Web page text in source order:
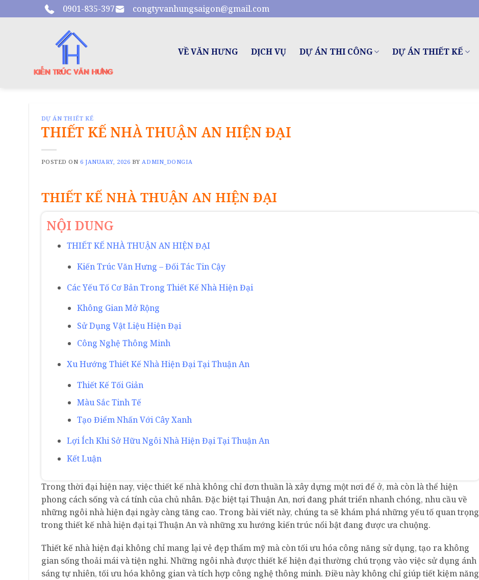
to
0901-835-397 congtyvanhungsaigon@gmail.com
VỀ VĂN HƯNG DỊCH VỤ DỰ ÁN THI CÔNG DỰ ÁN THIẾT KẾ
DỰ ÁN THIẾT KẾ
THIẾT KẾ NHÀ THUẬN AN HIỆN ĐẠI
POSTED ON6 JANUARY, 2026 BYADMIN_DONGIA
THIẾT KẾ NHÀ THUẬN AN HIỆN ĐẠI
NỘI DUNG
THIẾT KẾ NHÀ THUẬN AN HIỆN ĐẠI
Kiến Trúc Văn Hưng – Đối Tác Tin Cậy
Các Yếu Tố Cơ Bản Trong Thiết Kế Nhà Hiện Đại
Không Gian Mở Rộng
Sử Dụng Vật Liệu Hiện Đại
Công Nghệ Thông Minh
Xu Hướng Thiết Kế Nhà Hiện Đại Tại Thuận An
Thiết Kế Tối Giản
Màu Sắc Tinh Tế
Tạo Điểm Nhấn Với Cây Xanh
Lợi Ích Khi Sở Hữu Ngôi Nhà Hiện Đại Tại Thuận An
Kết Luận
Trong thời đại hiện nay, việc thiết kế nhà không chỉ đơn thuần là xây dựng một nơi để ở, mà còn là thể hiện
phong cách sống và cá tính của chủ nhân. Đặc biệt tại Thuận An, nơi đang phát triển nhanh chóng, nhu cầu về
những ngôi nhà hiện đại ngày càng tăng cao. Trong bài viết này, chúng ta sẽ khám phá những yếu tố quan trọng
trong thiết kế nhà hiện đại tại Thuận An và những xu hướng kiến trúc nổi bật đang được ưa chuộng.
Thiết kế nhà hiện đại không chỉ mang lại vẻ đẹp thẩm mỹ mà còn tối ưu hóa công năng sử dụng, tạo ra không
gian sống thoải mái và tiện nghi. Những ngôi nhà được thiết kế hiện đại thường chú trọng vào việc sử dụng ánh
sáng tự nhiên, tối ưu hóa không gian và tích hợp công nghệ thông minh. Điều này không chỉ giúp tiết kiệm năng